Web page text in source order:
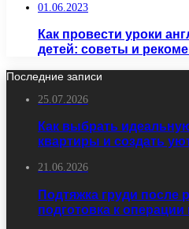
01.06.2023
Как провести уроки
детей: советы и
Последние записи
25.07.2026
Как выбрать
квартиры и создать
21.06.2026
Подтяжка груди после
подготовка к